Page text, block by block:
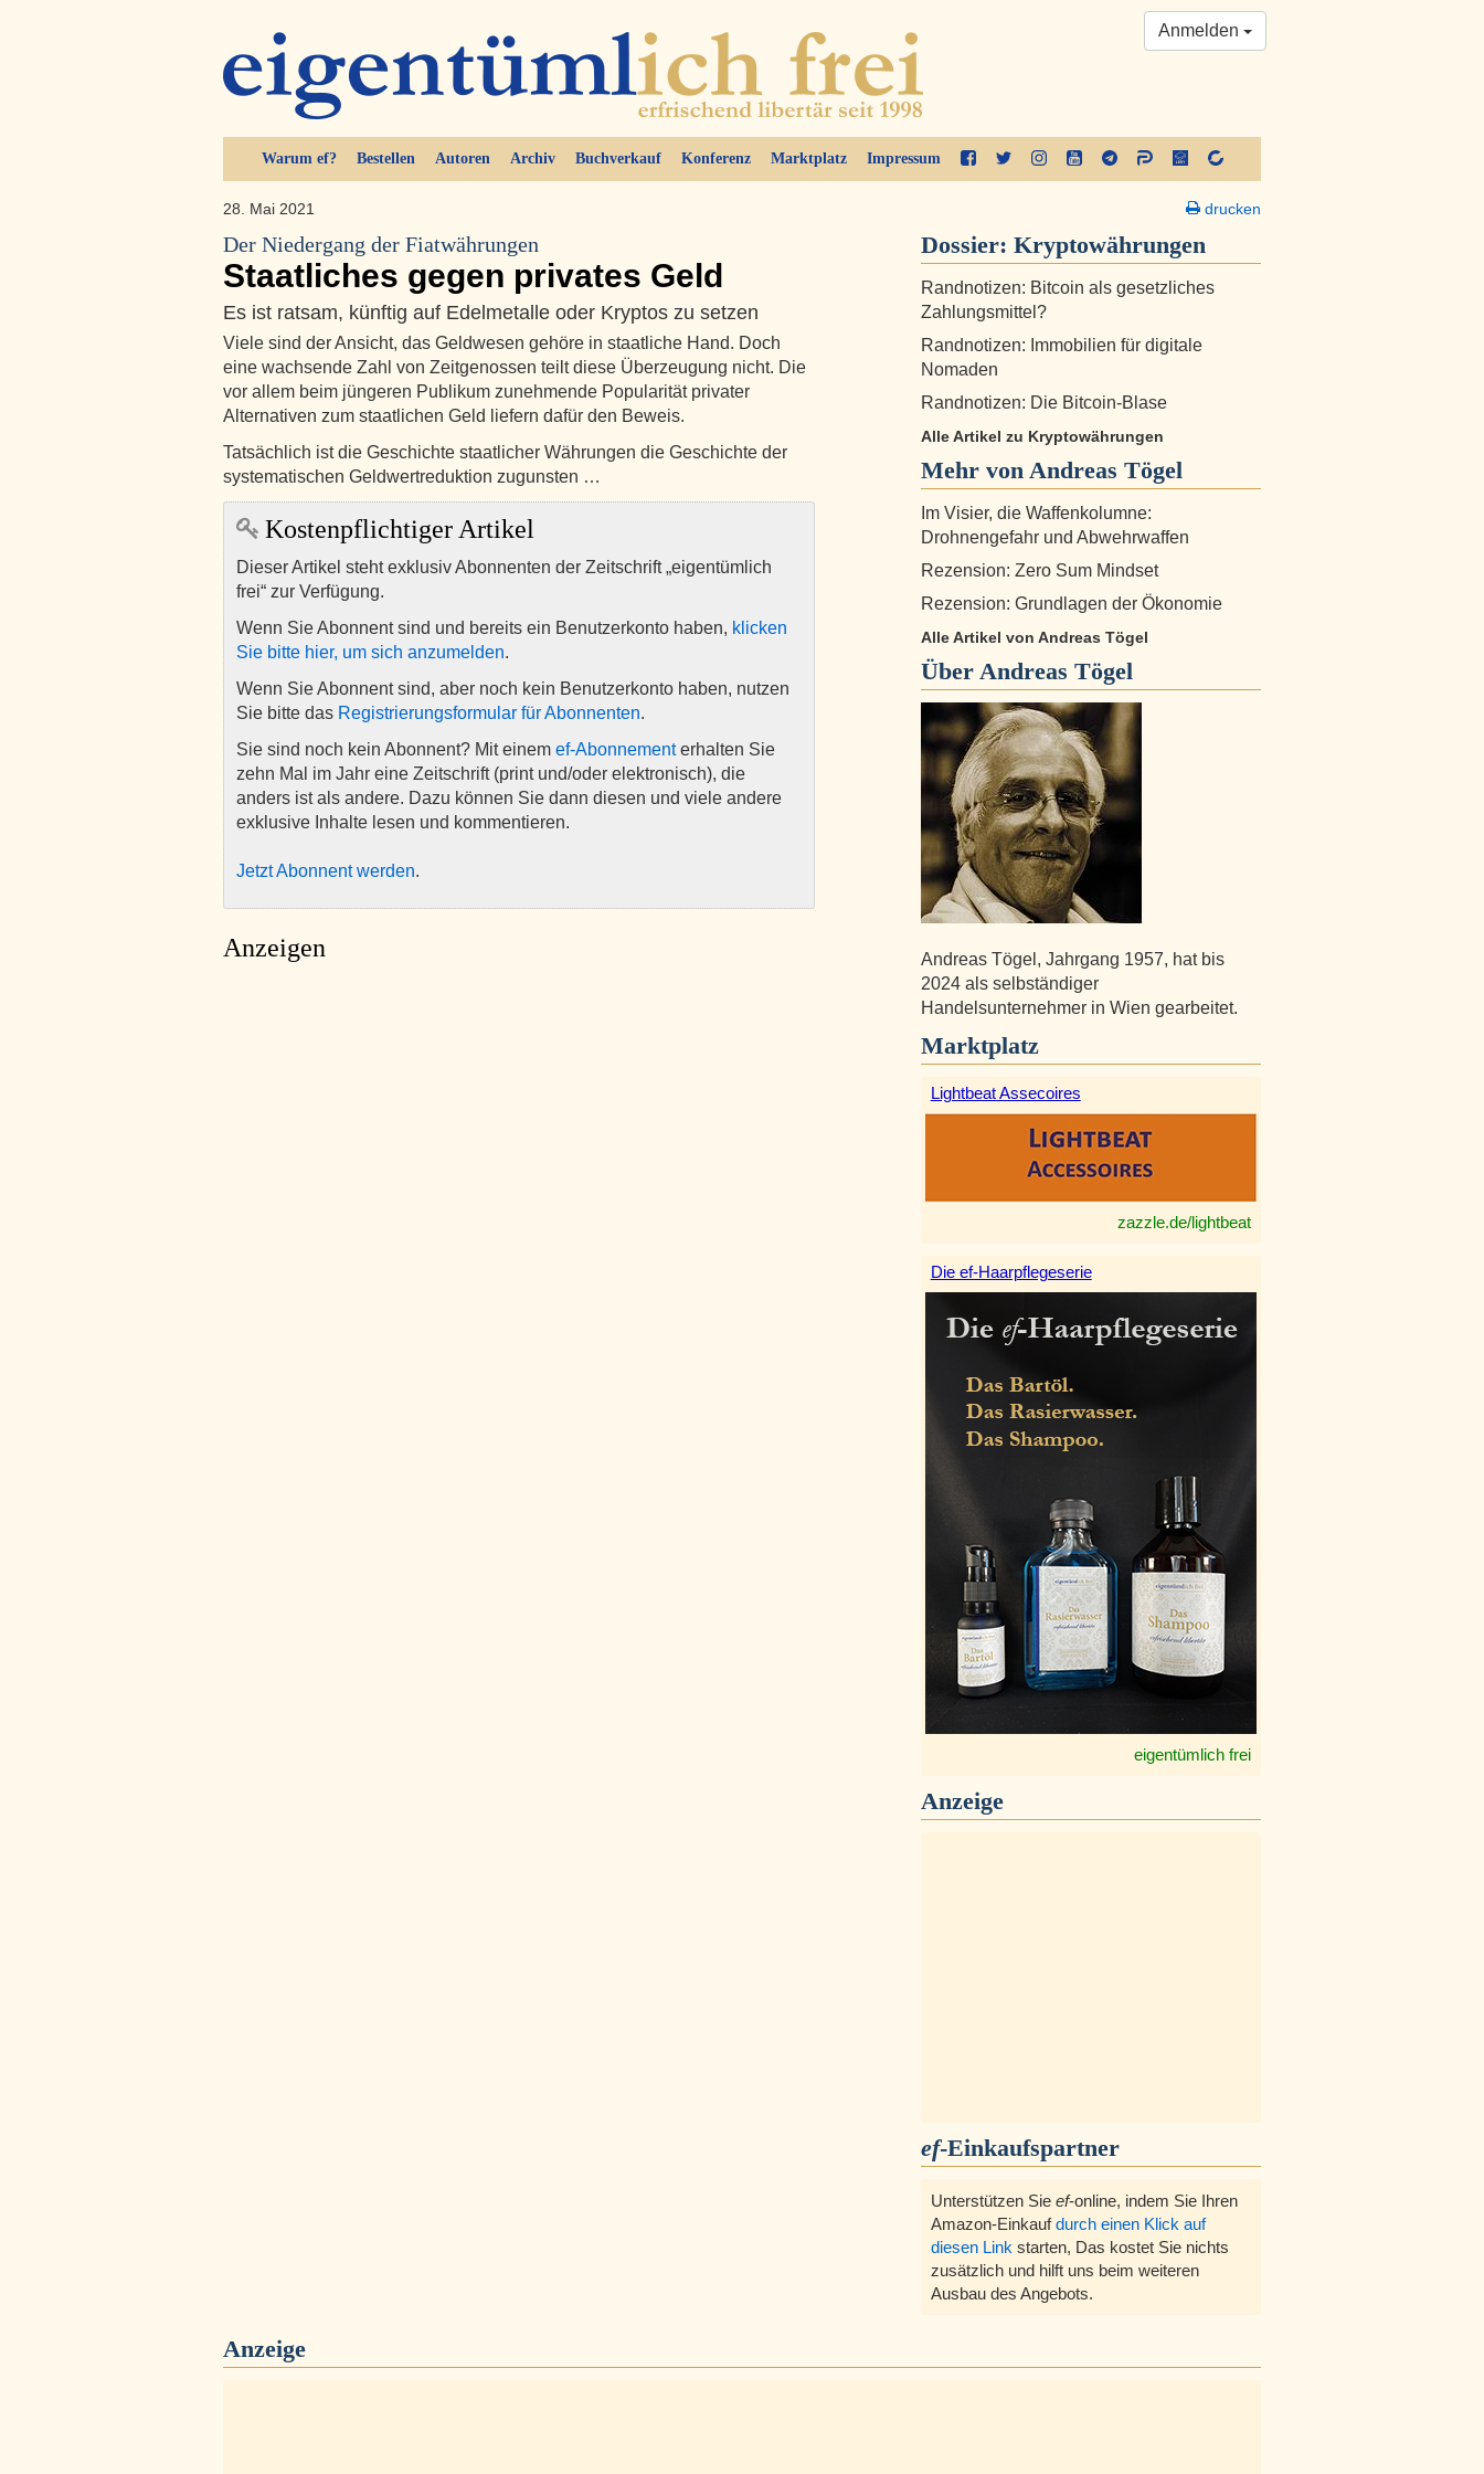
Warum ef? Bestellen Autoren Archiv Buchverkauf Konferenz Marktplatz Impressum
Anmelden
28. Mai 2021
Der Niedergang der Fiatwährungen
Staatliches gegen privates Geld
Es ist ratsam, künftig auf Edelmetalle oder Kryptos zu setzen
Viele sind der Ansicht, das Geldwesen gehöre in staatliche Hand. Doch
eine wachsende Zahl von Zeitgenossen teilt diese Überzeugung nicht. Die
vor allem beim jüngeren Publikum zunehmende Popularität privater
Alternativen zum staatlichen Geld liefern dafür den Beweis.
Tatsächlich ist die Geschichte staatlicher Währungen die Geschichte der
systematischen Geldwertreduktion zugunsten …
Kostenpflichtiger Artikel
Dieser Artikel steht exklusiv Abonnenten der Zeitschrift „eigentümlich
frei“ zur Verfügung.
Wenn Sie Abonnent sind und bereits ein Benutzerkonto haben, klicken
Sie bitte hier, um sich anzumelden.
Wenn Sie Abonnent sind, aber noch kein Benutzerkonto haben, nutzen
Sie bitte das Registrierungsformular für Abonnenten.
Sie sind noch kein Abonnent? Mit einem ef-Abonnementerhalten Sie
zehn Mal im Jahr eine Zeitschrift (print und/oder elektronisch), die
anders ist als andere. Dazu können Sie dann diesen und viele andere
exklusive Inhalte lesen und kommentieren.
Jetzt Abonnent werden.
Anzeigen
drucken
Dossier: Kryptowährungen
Randnotizen: Bitcoin als gesetzliches
Zahlungsmittel?
Randnotizen: Immobilien für digitale
Nomaden
Randnotizen: Die Bitcoin-Blase
Alle Artikel zu Kryptowährungen
Mehr von Andreas Tögel
Im Visier, die Waffenkolumne:
Drohnengefahr und Abwehrwaffen
Rezension: Zero Sum Mindset
Rezension: Grundlagen der Ökonomie
Alle Artikel von Andreas Tögel
Über Andreas Tögel
Andreas Tögel, Jahrgang 1957, hat bis
2024 als selbständiger
Handelsunternehmer in Wien gearbeitet.
Marktplatz
Lightbeat Assecoires
zazzle.de/lightbeat
Die ef-Haarpflegeserie
eigentümlich frei
Anzeige
ef-Einkaufspartner
Unterstützen Sie ef-online, indem Sie Ihren
Amazon-Einkaufdurch einen Klick auf
diesen Link starten, Das kostet Sie nichts
zusätzlich und hilft uns beim weiteren
Ausbau des Angebots.
Anzeige